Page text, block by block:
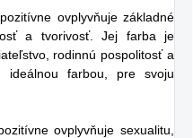
ovplyvňuje základné
a tvorivosť. Jej farba je
rodinnú pospolitosť a
ideálnou farbou, pre svoju
ovplyvňuje sexualitu,